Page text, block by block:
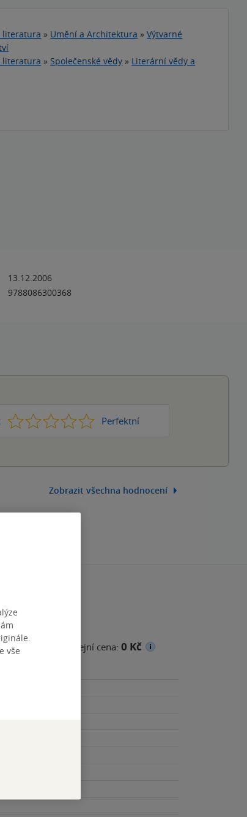
literatura » Umění a Architektura »Výtvarné
literatura » Společenské vědy » Literární vědy a
13.12.2006
9788086300368
1 2 3 4 Perfektní
5
Zobrazit všechna hodnocení
Minimální prodejní cena: 0 Kč
vše